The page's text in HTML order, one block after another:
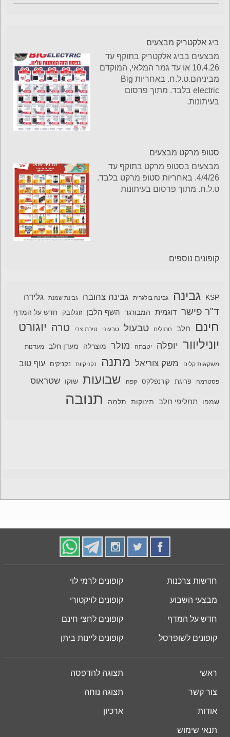
ביג אלקטריק מבצעים
מבצעים בביג אלקטריק בתוקף עד
10.4.26 או עד גמר המלאי, המוקדם
מביניהם.ט.ל.ח. באחריות Big
electric בלבד. מתוך פרסום
בעיתונות.
סטופ מרקט מבצעים
מבצעים בסטופ מרקט בתוקף עד
4/4/26. באחריות סטופ מרקט בלבד.
ט.ל.ח. מתוך פרסום בעיתונות
קופונים נוספים
KSP גבינה גבינה בולגרית גבינה צהובה גבינת שמנת גלידה
ד"ר פישר דוגמית המבורגר השף הלבן זוגלובק חדש על המדף
חינם חלב חתולים טבעול טבעוני טירת צבי טרה יוגורט
יוניליוור יופלה יטבתה מולר מוצרלה מעדן חלב מעדנות
משקאות קלים משק צוריאל מתנה נקניקיות נקניקים עוף טוב
פסטרמה פריגת קורנפלקס קפה שבועות שוקו שטראוס
שמפו תחליפי חלב תינוקות תלמה תנובה
חדשות צרכנות
מבצעי השבוע
חדש על המדף
קופונים לשופרסל
קופונים לרמי לוי
קופונים לויקטורי
קופונים לחצי חינם
קופונים ליינות ביתן
ראשי
צור קשר
אודות
תנאי שימוש
תצוגה להדפסה
תצוגה נוחה
ארכיון